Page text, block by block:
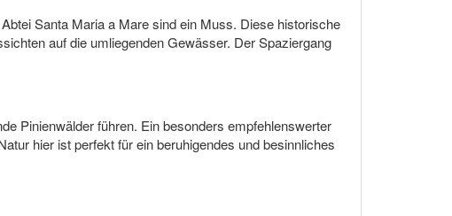
Santa Maria a Mare sind ein Muss. Diese historische
auf die umliegenden Gewässer. Der Spaziergang
Pinienwälder führen. Ein besonders empfehlenswerter
hier ist perfekt für ein beruhigendes und besinnliches